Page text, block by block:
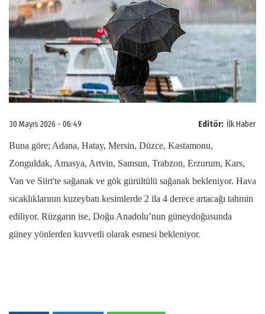
Editör: İlk Haber
30 Mayıs 2026 - 06:49
Buna göre; Adana, Hatay, Mersin, Düzce, Kastamonu,
Zonguldak, Amasya, Artvin, Samsun, Trabzon, Erzurum, Kars,
Van ve Siirt'te sağanak ve gök gürültülü sağanak bekleniyor. Hava
sıcaklıklarının kuzeybatı kesimlerde 2 ila 4 derece artacağı tahmin
ediliyor. Rüzgarın ise, Doğu Anadolu’nun güneydoğusunda
güney yönlerden kuvvetli olarak esmesi bekleniyor.